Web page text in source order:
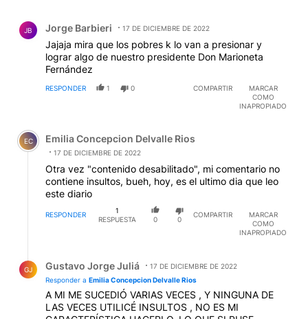
JB Jorge Barbieri 17 DE DICIEMBRE DE 2022
Jajaja mira que los pobres k lo van a presionar y
lograr algo de nuestro presidente Don Marioneta
Fernández
RESPONDER 1 0 COMPARTIR
MARCAR
COMO
INAPROPIADO
Comentario de Emilia Concepcion Delvalle Rios.
EC Emilia Concepcion Delvalle Rios
17 DE DICIEMBRE DE 2022
Otra vez "contenido desabilitado", mi comentario no
contiene insultos, bueh, hoy, es el ultimo dia que leo
este diario
RESPONDER
1
RESPUESTA
0 0
COMPARTIR
MARCAR
COMO
INAPROPIADO
GJ Gustavo Jorge Juliá
17 DE DICIEMBRE DE 2022
Responder a Emilia Concepcion Delvalle Rios
A MI ME SUCEDIÓ VARIAS VECES , Y NINGUNA DE
LAS VECES UTILICÉ INSULTOS , NO ES MI